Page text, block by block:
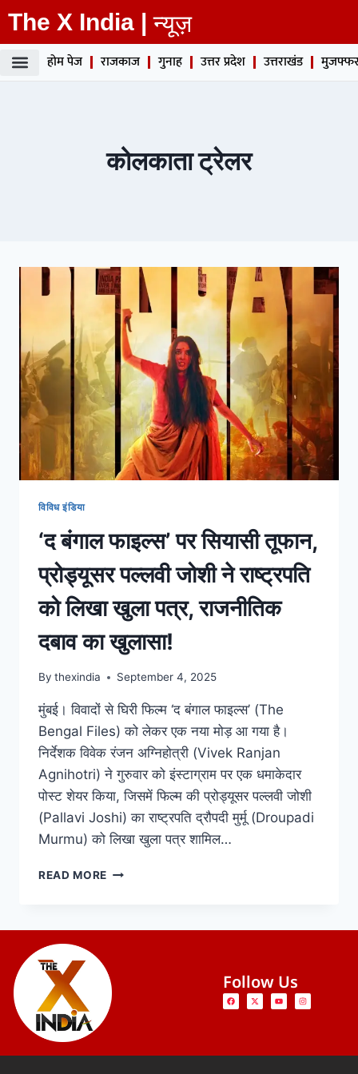
The X India | न्यूज़
होम पेज राजकाज गुनाह उत्तर प्रदेश उत्तराखंड
कोलकाता ट्रेलर
विविध इंडिया
‘द बंगाल फाइल्स’ पर सियासी तूफान,
प्रोड्यूसर पल्लवी जोशी ने राष्ट्रपति
को लिखा खुला पत्र, राजनीतिक
दबाव का खुलासा!
By thexindia September 4, 2025
मुंबई। विवादों से घिरी फिल्म ‘द बंगाल फाइल्स’ (The
Bengal Files) को लेकर एक नया मोड़ आ गया है।
निर्देशक विवेक रंजन अग्निहोत्री (Vivek Ranjan
Agnihotri) ने गुरुवार को इंस्टाग्राम पर एक धमाकेदार
पोस्ट शेयर किया, जिसमें फिल्म की प्रोड्यूसर पल्लवी जोशी
(Pallavi Joshi) का राष्ट्रपति द्रौपदी मुर्मू (Droupadi
Murmu) को लिखा खुला पत्र शामिल…
READ MORE
Follow Us